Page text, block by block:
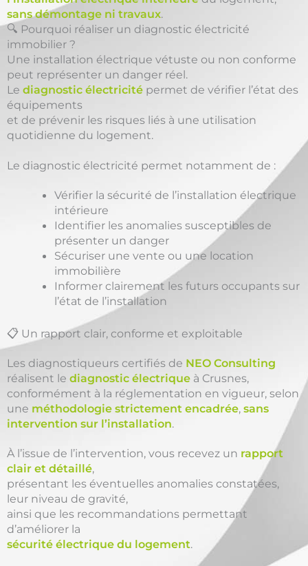
sans démontage ni travaux.
🔍 Pourquoi réaliser un diagnostic électricité
immobilier ?
Une installation électrique vétuste ou non conforme
peut représenter un danger réel.
Le diagnostic électricité permet de vérifier l’état des
équipements
et de prévenir les risques liés à une utilisation
quotidienne du logement.
Le diagnostic électricité permet notamment de :
Vérifier la sécurité de l’installation électrique
intérieure
Identifier les anomalies susceptibles de
présenter un danger
Sécuriser une vente ou une location
immobilière
Informer clairement les futurs occupants sur
l’état de l’installation
📋 Un rapport clair, conforme et exploitable
Les diagnostiqueurs certifiés de NEO Consulting
réalisent le diagnostic électrique à Crusnes,
conformément à la réglementation en vigueur, selon
une méthodologie strictement encadrée, sans
intervention sur l’installation.
À l’issue de l’intervention, vous recevez un rapport
clair et détaillé,
présentant les éventuelles anomalies constatées,
leur niveau de gravité,
ainsi que les recommandations permettant
d’améliorer la
sécurité électrique du logement.